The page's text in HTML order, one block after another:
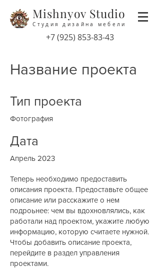
Mishnyov Studio
Студия дизайна мебели
‭+7(925) 853-83-43
Название проекта
Тип проекта
Фотография
Дата
Апрель 2023
Теперь необходимо предоставить
описания проекта. Предоставьте общее
описание или расскажите о нем
подроьнее: чем вы вдохновлялись, как
работали над проектом, укажите любую
информацию, которую считаете нужной.
Чтобы добавить описание проекта,
перейдите в раздел управления
проектами.